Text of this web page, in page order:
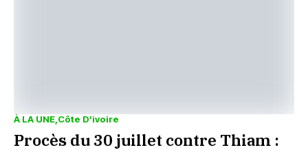
À LA UNE Côte D’ivoire
Procès du 30 juillet contre Thiam :